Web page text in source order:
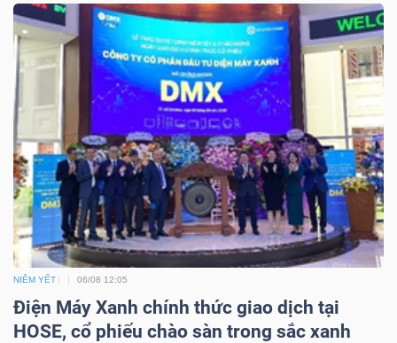
NIÊM YẾT 06/08 12:05
Điện Máy Xanh chính thức giao dịch tại
HOSE, cổ phiếu chào sàn trong sắc xanh
PHIẾU
CÔNG
ĐẦU
TƯ
TRUY
XUẤT
DỮ
LIỆU